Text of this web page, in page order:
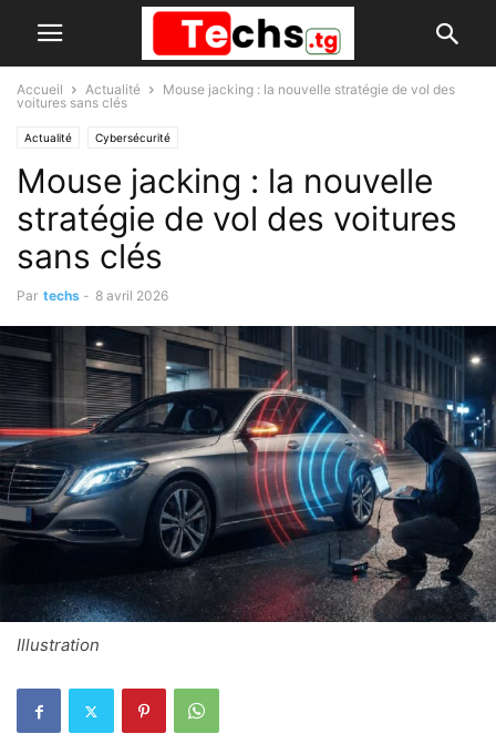
Accueil Actualité
Mouse jacking : la nouvelle stratégie de vol des
voitures sans clés
Actualité Cybersécurité
Mouse jacking : la nouvelle
stratégie de vol des voitures
sans clés
Par techs - 8 avril 2026
Illustration